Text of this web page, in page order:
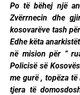
Po të bëhej një
Zvërrnecin dhe
kosovarëve tash
Edhe këta
në mision për ”
Policisë së
me gurë , topëza
tjera të